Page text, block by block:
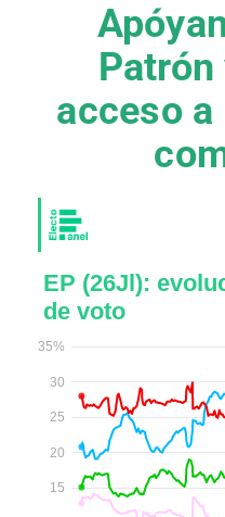
acceso a